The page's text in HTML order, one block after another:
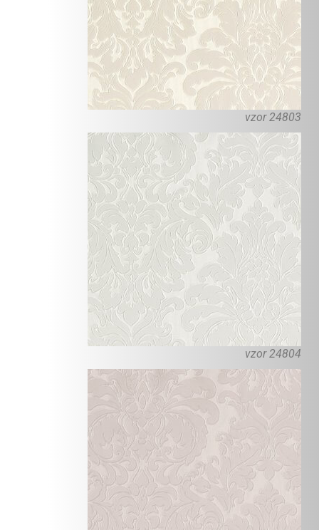
vzor 24803
vzor 24804